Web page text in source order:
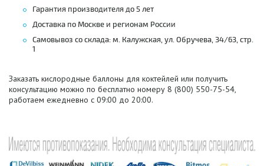
Гарантия производителя до 5 лет
Доставка по Москве и регионам России
Самовывоз со склада: м. Калужская, ул. Обручева, 34/63, стр.
1
Заказать кислородные баллоны для коктейлей или получить
консультацию можно по бесплатно номеру 8 (800) 550-75-54,
работаем ежедневно с 09:00 до 20:00.